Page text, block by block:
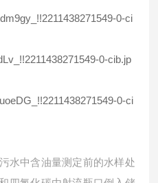
水中含油量测定前的水样处